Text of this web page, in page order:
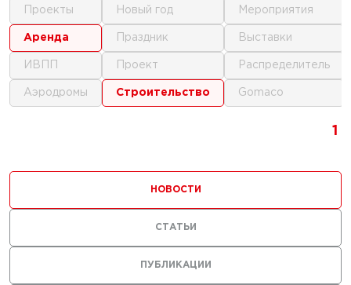
1
ПУБЛИКАЦИИ
НОВОСТИ
СТАТЬИ
проекты
аренда
ИВПП
аэродромы
новый год
праздник
проект
строительство
мероприятия
выставки
распределитель
gomaco